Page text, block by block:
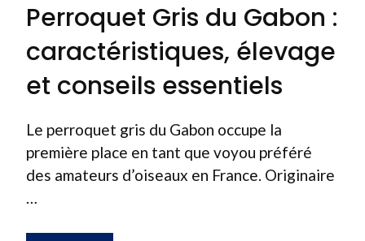
Perroquet Gris du Gabon :
caractéristiques, élevage
et conseils essentiels
Le perroquet gris du Gabon occupe la
première place en tant que voyou préféré
des amateurs d’oiseaux en France. Originaire
…